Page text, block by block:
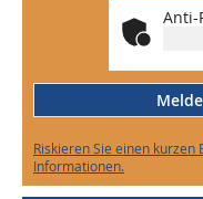
Anti-
Riskieren Sie einen
Informationen.